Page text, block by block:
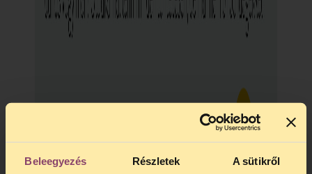
Beleegyezés Részletek A sütikről